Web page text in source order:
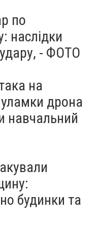
по
наслідки
- ФОТО
на
дрона
навчальний
будинки та